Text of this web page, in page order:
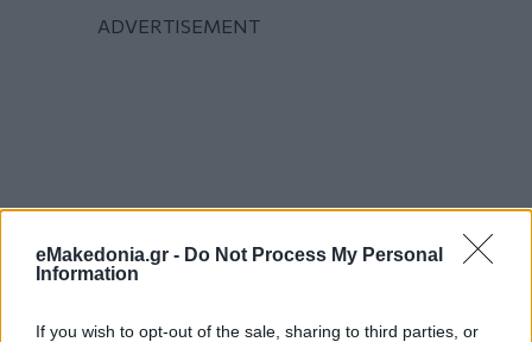
eMakedonia.gr - Do Not Process My Personal
Information
If you wish to opt-out of the sale, sharing to third parties, or